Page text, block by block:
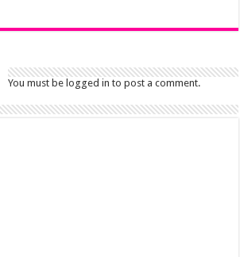
You must be logged in to post a comment.